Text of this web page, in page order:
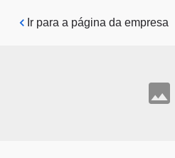
Pular para o conteúdo principal
Ir para a página da empresa